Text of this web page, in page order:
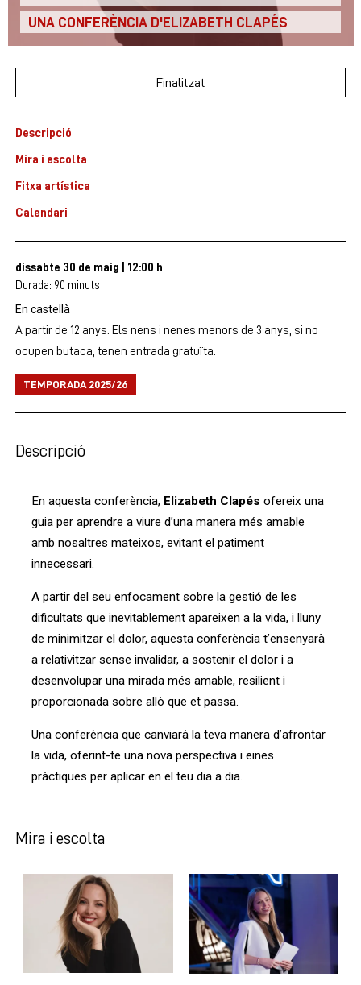
UNA CONFERÈNCIA D'ELIZABETH CLAPÉS
Finalitzat
Descripció
Mira i escolta
Fitxa artística
Calendari
dissabte 30 de maig 12:00 h
Durada: 90 minuts
En castellà
A partir de 12 anys. Els nens i nenes menors de 3 anys, si no
ocupen butaca, tenen entrada gratuïta.
TEMPORADA 2025/26
Descripció
En aquesta conferència, Elizabeth Clapés ofereix una
guia per aprendre a viure d’una manera més amable
amb nosaltres mateixos, evitant el patiment
innecessari.
A partir del seu enfocament sobre la gestió de les
dificultats que inevitablement apareixen a la vida, i lluny
de minimitzar el dolor, aquesta conferència t’ensenyarà
a relativitzar sense invalidar, a sostenir el dolor i a
desenvolupar una mirada més amable, resilient i
proporcionada sobre allò que et passa.
Una conferència que canviarà la teva manera d’afrontar
la vida, oferint-te una nova perspectiva i eines
pràctiques per aplicar en el teu dia a dia.
Mira i escolta